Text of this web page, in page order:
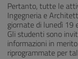
Pertanto, tutte le
Ingegneria e
giornate di lunedì 19
Gli studenti sono
informazioni in
riprogrammate per